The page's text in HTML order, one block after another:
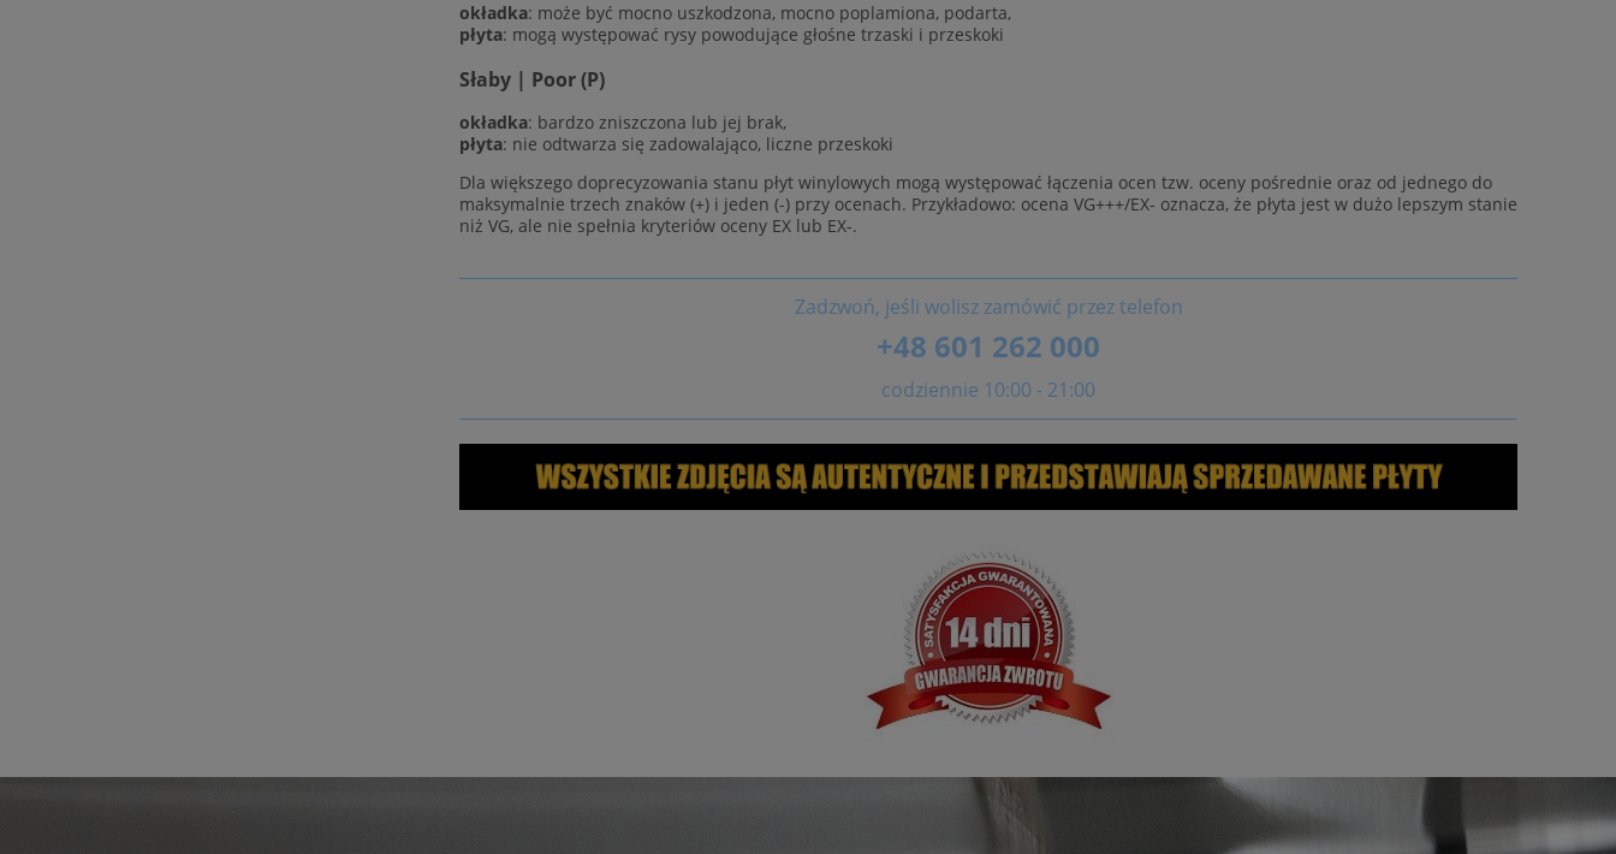
okładka: może być mocno uszkodzona, mocno poplamiona, podarta,
płyta: mogą występować rysy powodujące głośne trzaski i przeskoki
Słaby | Poor (P)
okładka: bardzo zniszczona lub jej brak,
płyta: nie odtwarza się zadowalająco, liczne przeskoki
Dla większego doprecyzowania stanu płyt winylowych mogą występować łączenia ocen tzw. oceny pośrednie oraz od jednego do
maksymalnie trzech znaków (+) i jeden (-) przy ocenach. Przykładowo: ocena VG+++/EX- oznacza, że płyta jest w dużo lepszym stanie
niż VG, ale nie spełnia kryteriów oceny EX lub EX-.
Zadzwoń, jeśli wolisz zamówić przez telefon
+48 601 262 000
codziennie 10:00 - 21:00